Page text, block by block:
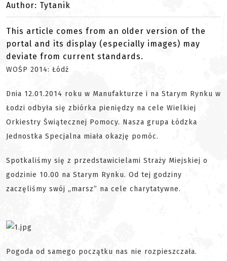
Author: Tytanik
This article comes from an older version of the
portal and its display (especially images) may
deviate from current standards.
WOŚP 2014: Łódź
Dnia 12.01.2014 roku w Manufakturze i na Starym Rynku w
Łodzi odbyła się zbiórka pieniędzy na cele Wielkiej
Orkiestry Świątecznej Pomocy. Nasza grupa Łódzka
Jednostka Specjalna miała okazję pomóc.
Spotkaliśmy się z przedstawicielami Straży Miejskiej o
godzinie 10.00 na Starym Rynku. Od tej godziny
zaczęliśmy swój „marsz” na cele charytatywne.
Pogoda od samego początku nas nie rozpieszczała.